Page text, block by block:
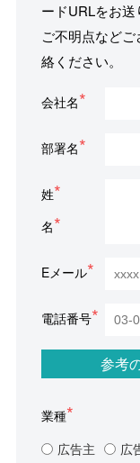
ードURLをお送
ご不明点など
絡ください。
会社名
部署名
姓
名
Eメール
電話番号
参考
業種
広告主
広